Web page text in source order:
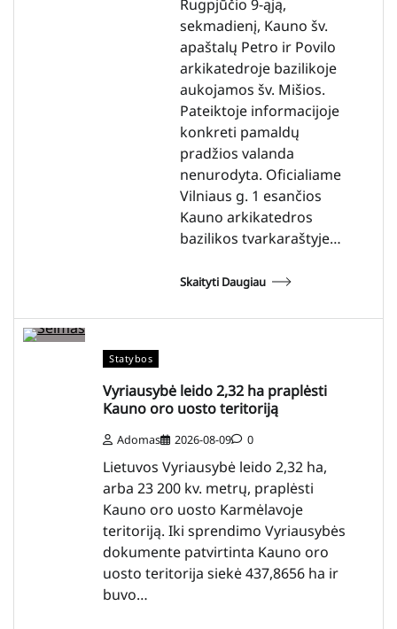
Rugpjūčio 9-ąją,
sekmadienį, Kauno šv.
apaštalų Petro ir Povilo
arkikatedroje bazilikoje
aukojamos šv. Mišios.
Pateiktoje informacijoje
konkreti pamaldų
pradžios valanda
nenurodyta. Oficialiame
Vilniaus g. 1 esančios
Kauno arkikatedros
bazilikos tvarkaraštyje…
Skaityti Daugiau
Statybos
Vyriausybė leido 2,32 ha praplėsti
Kauno oro uosto teritoriją
Adomas 2026-08-09 0
Lietuvos Vyriausybė leido 2,32 ha,
arba 23 200 kv. metrų, praplėsti
Kauno oro uosto Karmėlavoje
teritoriją. Iki sprendimo Vyriausybės
dokumente patvirtinta Kauno oro
uosto teritorija siekė 437,8656 ha ir
buvo…